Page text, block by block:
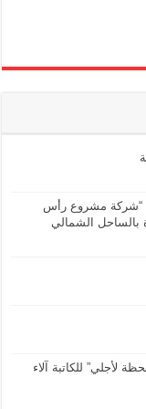
مع “شركة مشروع رأس
بالساحل الشمالي
لأجلي” للكاتبة آلاء